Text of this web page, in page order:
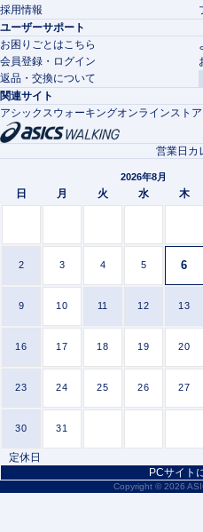
採用情報
ユーザーサポート
お困りごとはこちら
会員登録・ログイン
返品・交換について
関連サイト
アシックスウォーキングオンラインストア
営業日カ
2026年8月
日 月 火 水 木
2 3 4 5 6
9 10 11 12 13
16 17 18 19 20
23 24 25 26 27
30 31
定休日
PCサイト
Copyright © 2026